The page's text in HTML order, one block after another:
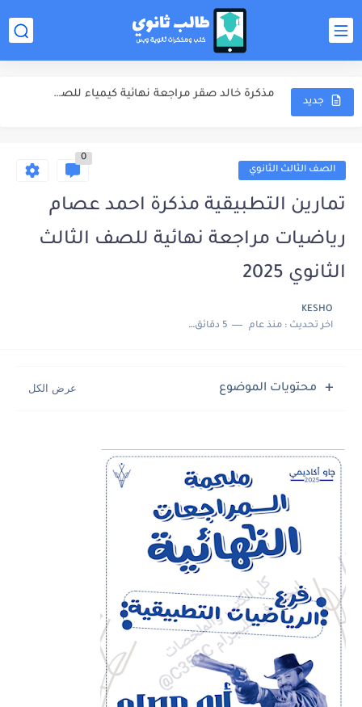
جديد
ملخص المنهج محمود مجدي مراجعة نهائية فيزياء للصف الثالث الثانوي...
الصف الثالث الثانوي
0
تمارين التطبيقية مذكرة احمد عصام
رياضيات مراجعة نهائية للصف الثالث
الثانوي 2025
KESHO
اخر تحديث :منذ عام 5 دقائق للقراءة
محتويات الموضوع